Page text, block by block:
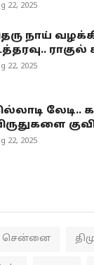
22, 2025
நாய்
ராகுல்
22, 2025
லேடி..
22, 2025
சென்னை